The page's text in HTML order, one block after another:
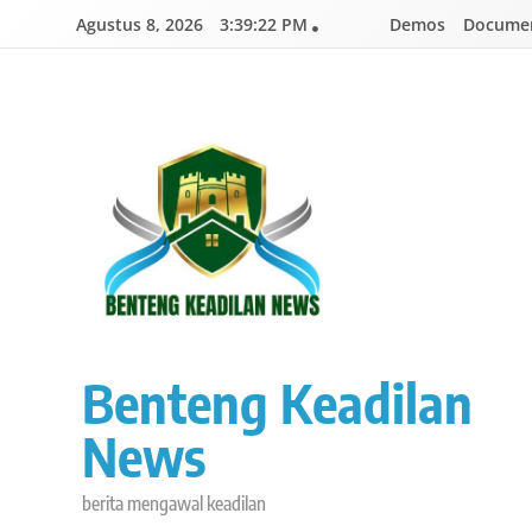
Agustus 8, 2026 3:39:23 PM Demos
Benteng Keadilan
News
berita mengawal keadilan